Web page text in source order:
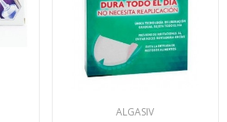
ALGASIV